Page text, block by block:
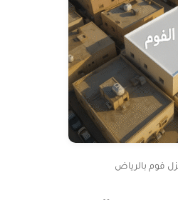
فوم بالرياض